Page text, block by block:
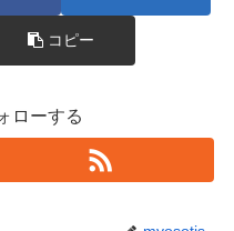
コピー
ローする